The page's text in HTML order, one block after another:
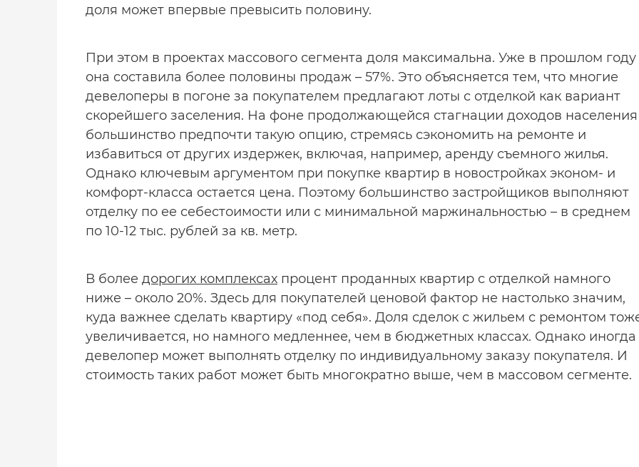
доля может впервые превысить половину.
При этом в проектах массового сегмента доля максимальна. Уже в прошлом году
она составила более половины продаж – 57%. Это объясняется тем, что многие
девелоперы в погоне за покупателем предлагают лоты с отделкой как вариант
скорейшего заселения. На фоне продолжающейся стагнации доходов населения
большинство предпочти такую опцию, стремясь сэкономить на ремонте и
избавиться от других издержек, включая, например, аренду съемного жилья.
Однако ключевым аргументом при покупке квартир в новостройках эконом- и
комфорт-класса остается цена. Поэтому большинство застройщиков выполняют
отделку по ее себестоимости или с минимальной маржинальностью – в среднем
по 10-12 тыс. рублей за кв. метр.
В более дорогих комплексах процент проданных квартир с отделкой намного
ниже – около 20%. Здесь для покупателей ценовой фактор не настолько значим,
куда важнее сделать квартиру «под себя». Доля сделок с жильем с ремонтом
увеличивается, но намного медленнее, чем в бюджетных классах. Однако иногда
девелопер может выполнять отделку по индивидуальному заказу покупателя. И
стоимость таких работ может быть многократно выше, чем в массовом сегменте.